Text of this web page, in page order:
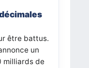
être battus.
un
milliards de